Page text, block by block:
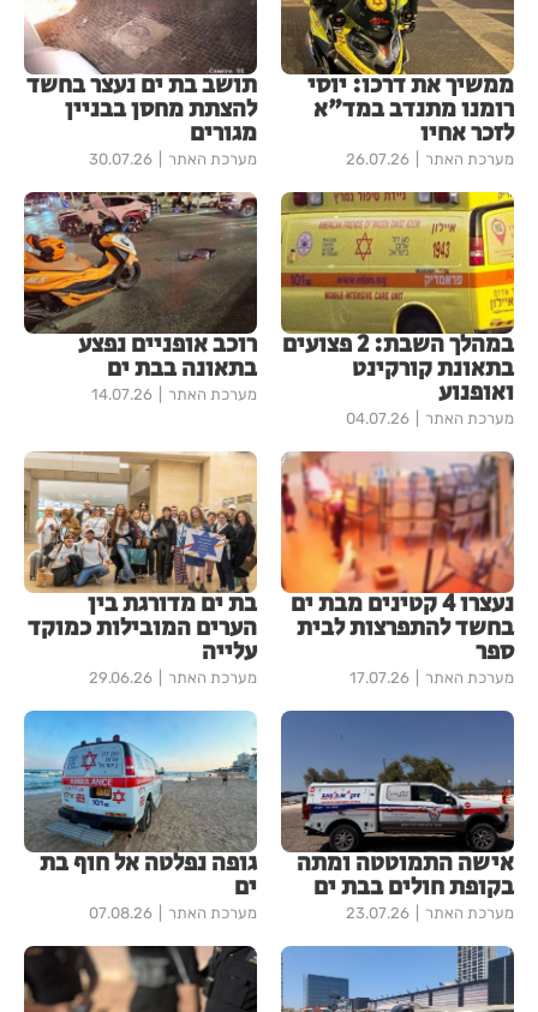
ממשיך את דרכו: יוסי
רומנו מתנדב במד"א
לזכר אחיו
מערכת האתר 26.07.26
תושב בת ים נעצר בחשד
להצתת מחסן בבניין
מגורים
מערכת האתר 30.07.26
במהלך השבת: 2 פצועים
בתאונת קורקינט
ואופנוע
מערכת האתר 04.07.26
רוכב אופניים נפצע
בתאונה בבת ים
מערכת האתר 14.07.26
נעצרו 4 קטינים מבת ים
בחשד להתפרצות לבית
ספר
מערכת האתר 17.07.26
בת ים מדורגת בין
הערים המובילות כמוקד
עלייה
מערכת האתר 29.06.26
אישה התמוטטה ומתה
בקופת חולים בבת ים
מערכת האתר 23.07.26
גופה נפלטה אל חוף בת
ים
מערכת האתר 07.08.26